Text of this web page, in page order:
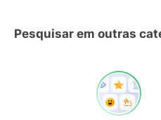
Pesquisar em outras